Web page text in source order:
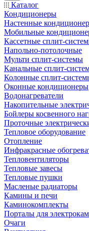
Каталог
Кондиционеры
Настенные
Мобильные
Кассетные сплит-
Напольно-потолочные
Мульти сплит-системы
Канальные сплит-
Колонные сплит-
Оконные кондиционеры
Водонагреватели
Накопительные
Бойлеры косвенного
Проточные
Тепловое оборудование
Отопление
Инфракрасные
Тепловентиляторы
Тепловые завесы
Тепловые пушки
Масленые радиаторы
Камины и печи
Каминокомплекты
Порталы для
Очаги